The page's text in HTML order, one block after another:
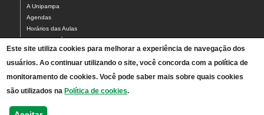
A Unipampa
Agendas
Horários das Aulas
Centro Acadêmico do Campus Alegrete
Estrutura Organizacional
PDI 2019-2023
Orientações de segurança
Acesso ao Antigo Portal
Relatórios de Gestão e Planejamento
Este site utiliza cookies para melhorar a experiência de navegação dos
usuários. Ao continuar utilizando o site, você concorda com a política de
monitoramento de cookies. Você pode saber mais sobre quais cookies
são utilizados na Política de cookies.